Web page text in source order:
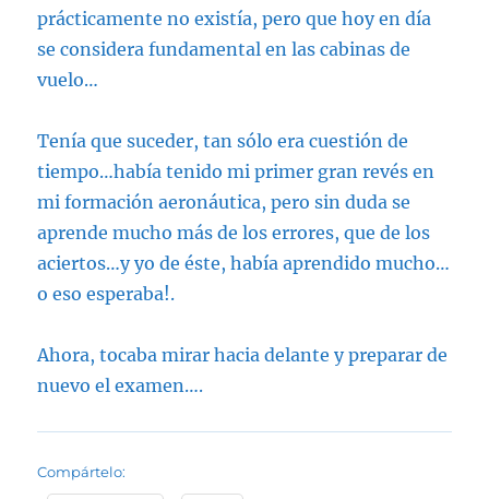
prácticamente no existía, pero que hoy en día
se considera fundamental en las cabinas de
vuelo…
Tenía que suceder, tan sólo era cuestión de
tiempo…había tenido mi primer gran revés en
mi formación aeronáutica, pero sin duda se
aprende mucho más de los errores, que de los
aciertos…y yo de éste, había aprendido mucho…
o eso esperaba!.
Ahora, tocaba mirar hacia delante y preparar de
nuevo el examen….
Compártelo: